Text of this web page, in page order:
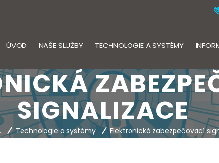
ÚVOD NAŠE SLUŽBY TECHNOLOGIE A SYSTÉMY
SIGNALIZACE
Technologie a systémy Elektronická zabezpečovací